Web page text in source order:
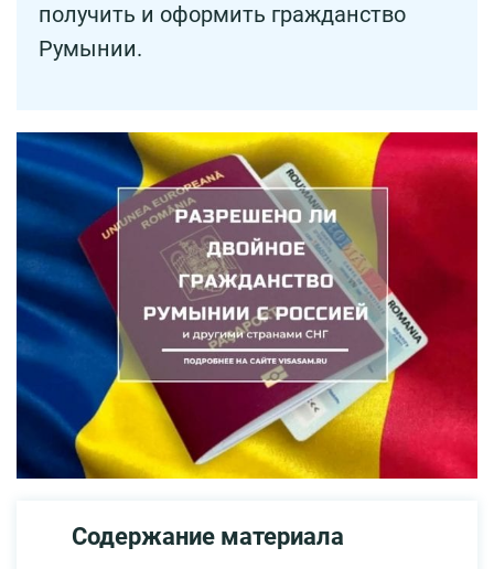
получить и оформить гражданство
Румынии.
Содержание материала